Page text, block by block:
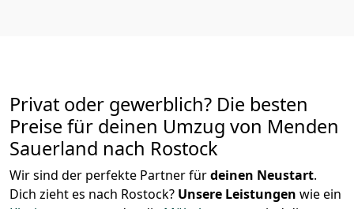
Privat oder gewerblich? Die besten
Preise für deinen Umzug von Menden
Sauerland nach Rostock
Wir sind der perfekte Partner fürdeinen Neustart.
Dich zieht es nach Rostock? Unsere Leistungen wie ein